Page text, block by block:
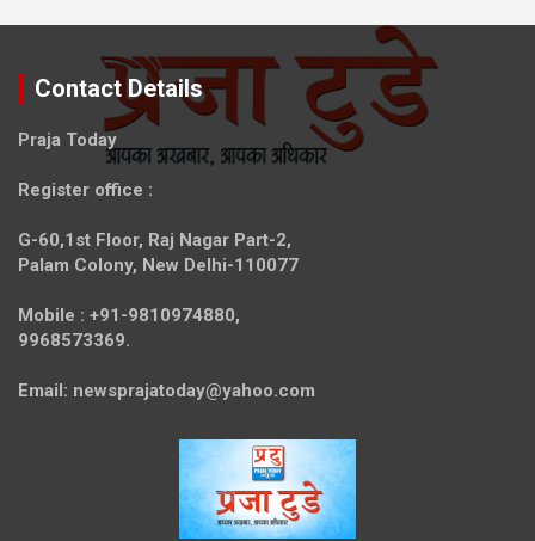
Contact Details
Praja Today
Register office :
G-60,1st Floor, Raj Nagar Part-2,
Palam Colony, New Delhi-110077
Mobile : +91-9810974880,
9968573369.
Email: newsprajatoday@yahoo.com